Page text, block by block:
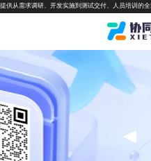
提供从需求调研、开发实施到测试交付、人员培训的